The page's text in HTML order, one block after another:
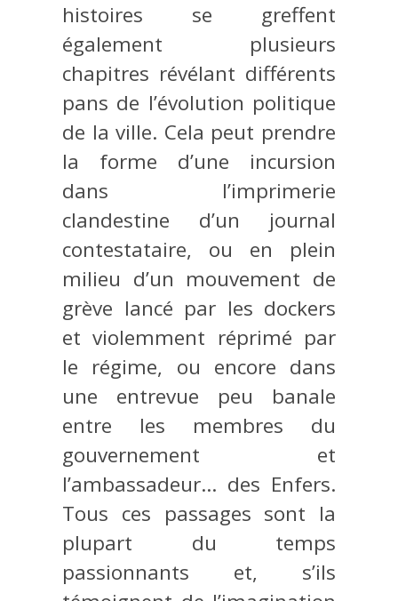
histoires se greffent
également plusieurs
chapitres révélant différents
pans de l’évolution politique
de la ville. Cela peut prendre
la forme d’une incursion
dans l’imprimerie
clandestine d’un journal
contestataire, ou en plein
milieu d’un mouvement de
grève lancé par les dockers
et violemment réprimé par
le régime, ou encore dans
une entrevue peu banale
entre les membres du
gouvernement et
l’ambassadeur… des Enfers.
Tous ces passages sont la
plupart du temps
passionnants et, s’ils